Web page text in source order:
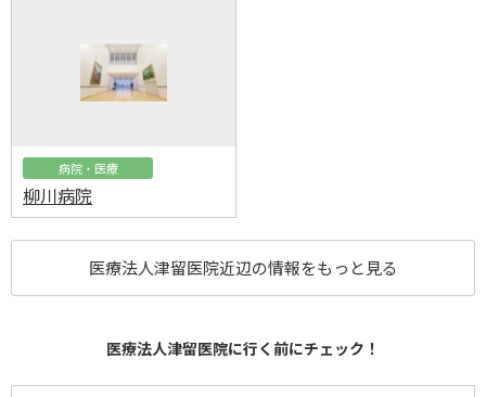
病院・医療
柳川病院
医療法人津留医院近辺の情報をもっと見る
医療法人津留医院に行く前にチェック！